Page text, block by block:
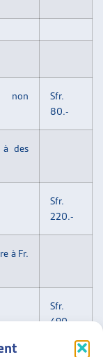
non
Sfr.
80.-
à des
Sfr.
220.-
à Fr.
Sfr.
490.-